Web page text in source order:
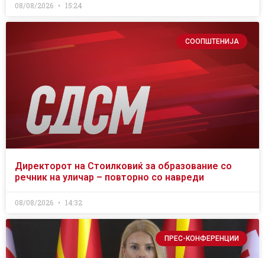
08/08/2026 15:24
СООПШТЕНИЈА
Директорот на Стоилковиќ за образование со
речник на уличар – повторно со навреди
08/08/2026 14:32
ПРЕС-КОНФЕРЕНЦИИ